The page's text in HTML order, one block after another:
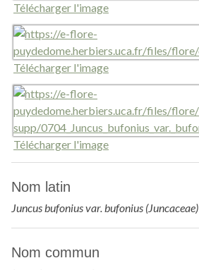
Télécharger l'image
Télécharger l'image
Télécharger l'image
Nom latin
Juncus bufonius var. bufonius (Juncaceae)
Nom commun